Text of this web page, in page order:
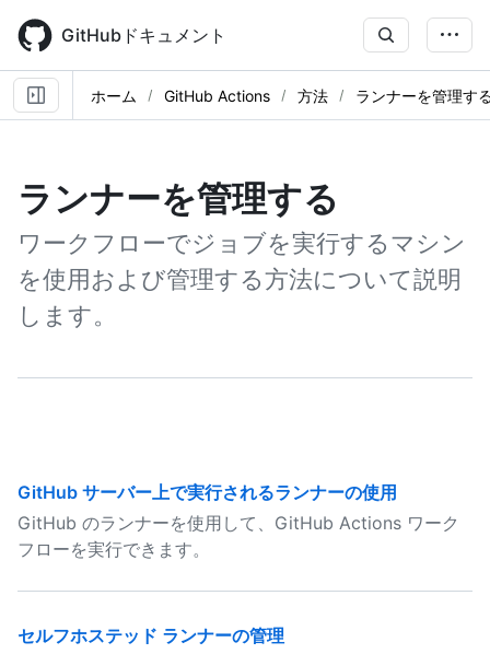
main
content
GitHubドキュメント
ホーム GitHub Actions 方法 ランナーを管理す
ランナーを管理する
ワークフローでジョブを実行するマシン
を使用および管理する方法について説明
します。
GitHub サーバー上で実行されるランナーの使用
GitHub のランナーを使用して、GitHub Actions ワーク
フローを実行できます。
セルフホステッド ランナーの管理